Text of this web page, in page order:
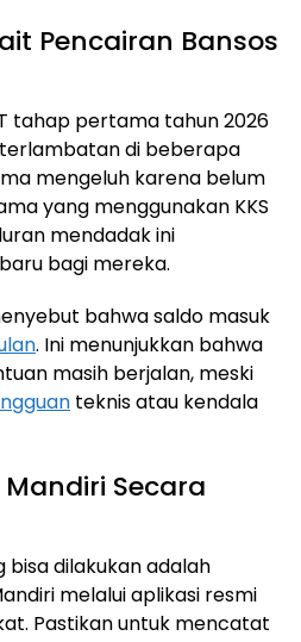
Pencairan Bansos
tahap pertama tahun 2026
di beberapa
mengeluh karena belum
yang menggunakan KKS
mendadak ini
bagi mereka.
bahwa saldo masuk
. Ini menunjukkan bahwa
masih berjalan, meski
teknis atau kendala
Mandiri Secara
dilakukan adalah
melalui aplikasi resmi
Pastikan untuk mencatat